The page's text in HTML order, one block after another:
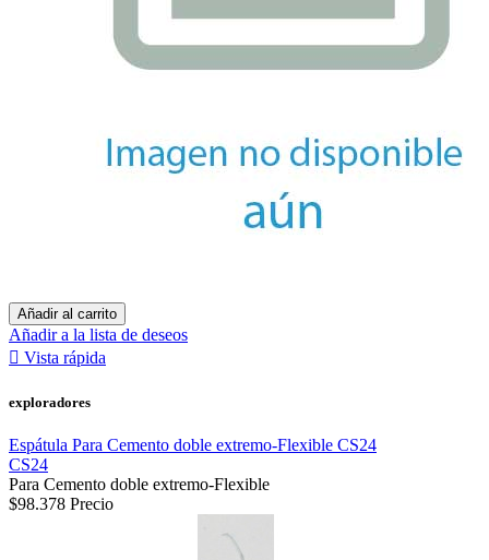
Añadir al carrito
Añadir a la lista de deseos
 Vista rápida
exploradores
Espátula Para Cemento doble extremo-Flexible CS24
CS24
Para Cemento doble extremo-Flexible
$98.378 Precio